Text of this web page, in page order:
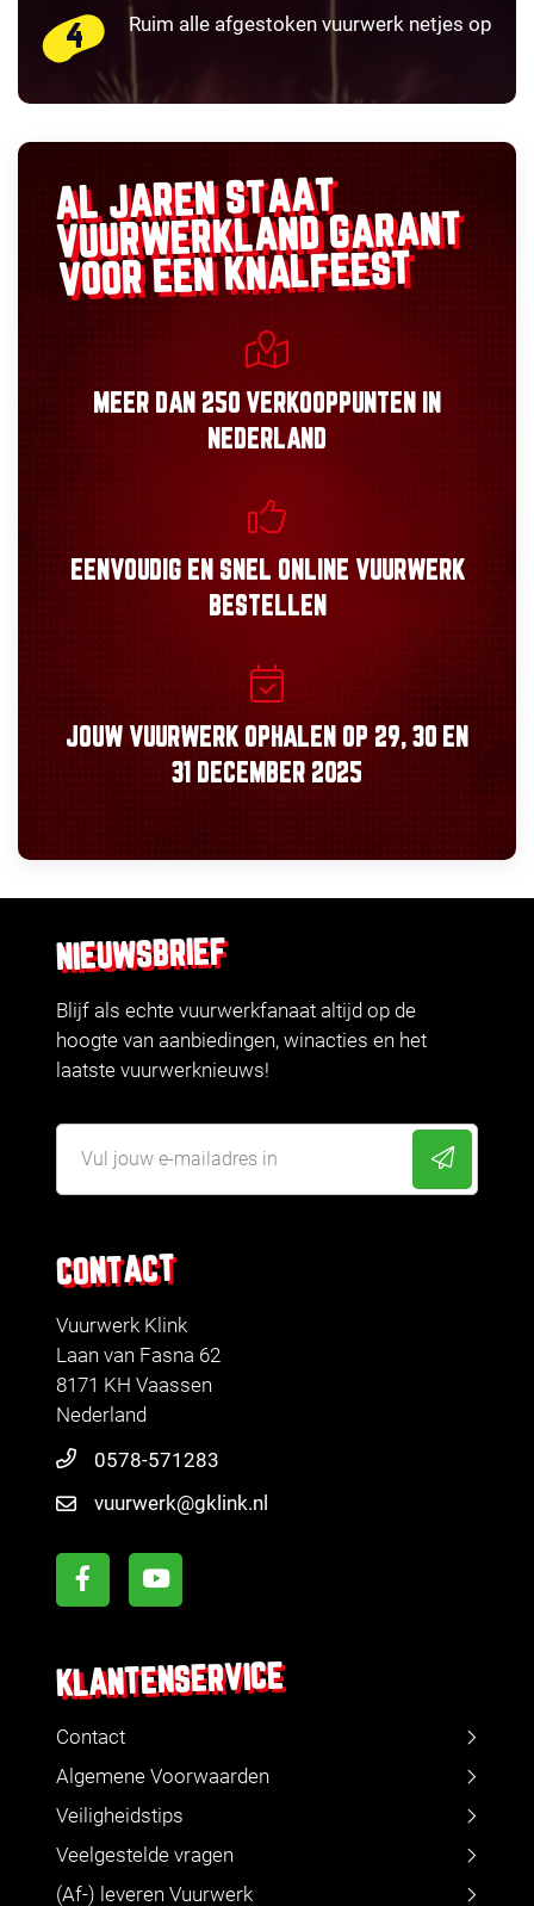
Ruim alle afgestoken vuurwerk netjes op
AL JAREN STAAT
VUURWERKLANDGARANT
VOOR EEN KNALFEEST
MEER DAN 250 VERKOOPPUNTEN
IN
NEDERLAND
EENVOUDIGEN SNEL ONLINE VUURWERK
BESTELLEN
JOUW VUURWERK OPHALEN OP 29, 30 EN
31 DECEMBER 2025
CONTACT
Vuurwerk Klink
Laan van Fasna 62
8171 KH Vaassen
Nederland
0578-571283
vuurwerk@gklink.nl
KLANTENSERVICE
Contact
Algemene Voorwaarden
Veiligheidstips
Veelgestelde vragen
(Af-) leveren Vuurwerk
NIEUWSBRIEF
Blijf als echte vuurwerkfanaat altijd op de
hoogte van aanbiedingen, winacties en het
laatste vuurwerknieuws!